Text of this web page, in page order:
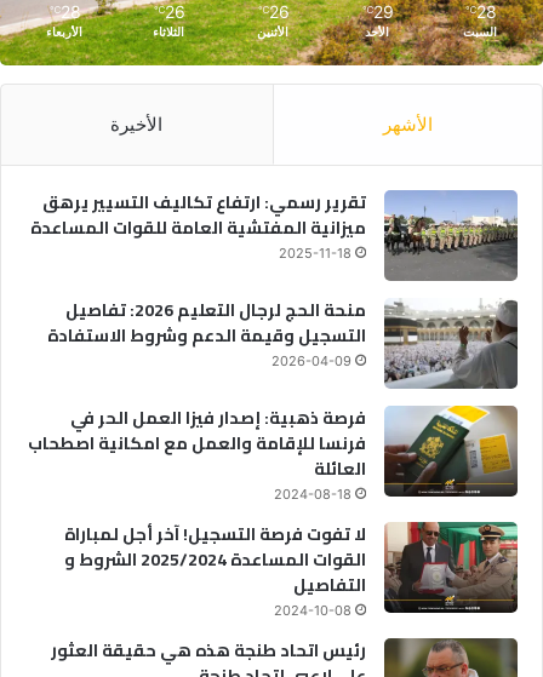
28
℃
السبت
29
℃
الأحد
26
℃
الأثنين
26
℃
الثلاثاء
28
℃
الأربعاء
الأشهر الأخيرة
تقرير رسمي: ارتفاع تكاليف التسيير يرهق
ميزانية المفتشية العامة للقوات المساعدة
2025-11-18
منحة الحج لرجال التعليم 2026: تفاصيل
التسجيل وقيمة الدعم وشروط الاستفادة
2026-04-09
فرصة ذهبية: إصدار فيزا العمل الحر في
فرنسا للإقامة والعمل مع امكانية اصطحاب
العائلة
2024-08-18
لا تفوت فرصة التسجيل! آخر أجل لمباراة
القوات المساعدة 2025/2024 الشروط و
التفاصيل
2024-10-08
رئيس اتحاد طنجة هذه هي حقيقة العثور